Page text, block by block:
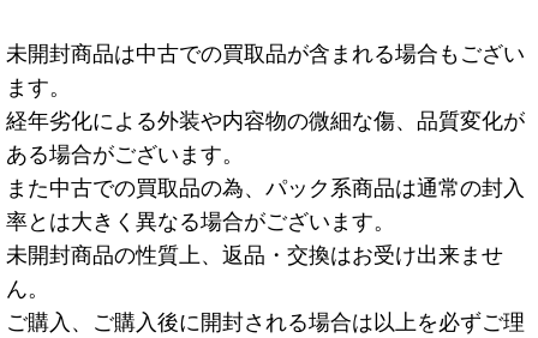
未開封商品は中古での買取品が含まれる場合もござい
ます。
経年劣化による外装や内容物の微細な傷、品質変化が
ある場合がございます。
また中古での買取品の為、パック系商品は通常の封入
率とは大きく異なる場合がございます。
未開封商品の性質上、返品・交換はお受け出来ませ
ん。
ご購入、ご購入後に開封される場合は以上を必ずご理